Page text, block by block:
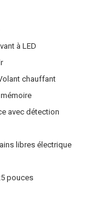
à LED
chauffant
avec détection
libres électrique
pouces